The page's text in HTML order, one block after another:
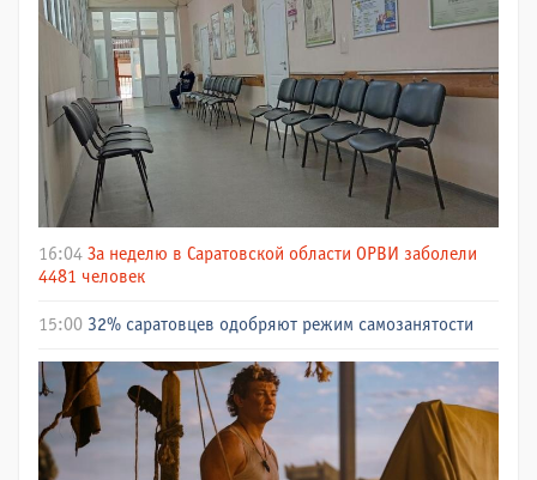
16:04 За неделю в Саратовской области ОРВИ заболели
4481 человек
15:00 32% саратовцев одобряют режим самозанятости